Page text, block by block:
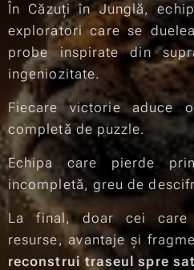
În Căzuți în Junglă,
exploratori care se
probe inspirate din
ingeniozitate.
Fiecare victorie aduce
completă de puzzle.
Echipa care pierde
incompletă, greu de
La final, doar cei care
resurse, avantaje și
reconstrui traseul spre